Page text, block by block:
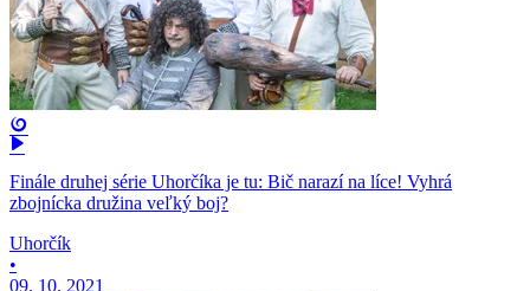
Finále druhej série Uhorčíka je tu: Bič narazí na líce! Vyhrá
zbojnícka družina veľký boj?
Uhorčík
•
09. 10. 2021